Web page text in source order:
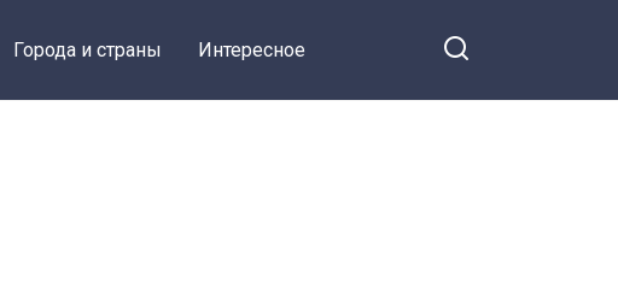
Города и страны Интересное